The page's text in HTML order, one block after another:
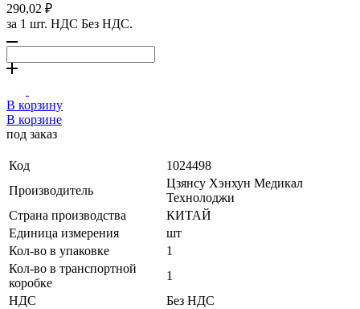
290,02 ₽
за 1 шт. НДС Без НДС.
В корзину
В корзине
под заказ
Код
1024498
Производитель
Цзянсу Хэнхун Медикал
Технолоджи
Страна производства
КИТАЙ
Единица измерения
шт
Кол-во в упаковке
1
Кол-во в транспортной
коробке
1
НДС
Без НДС